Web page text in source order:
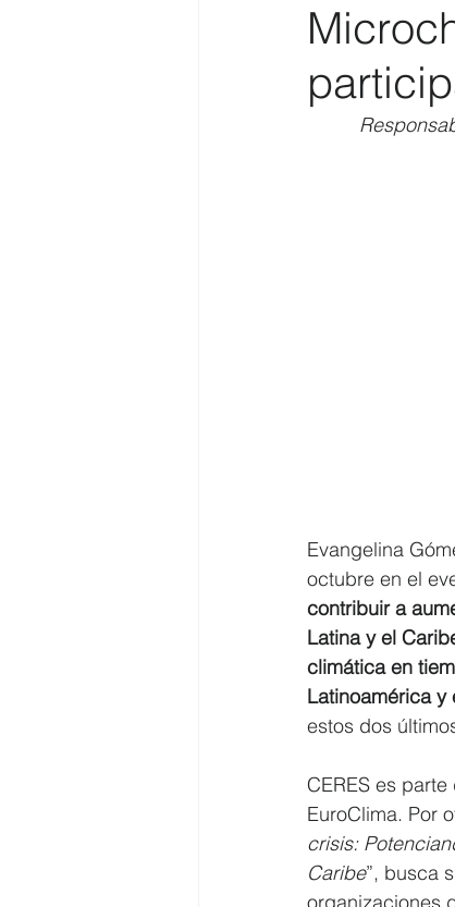
Evangelina
octubre en el
contribuir a
Latina y el
climática en
Latinoamérica y
estos dos
CERES es
EuroClima. Por
crisis:
Caribe”, busca
organizaciones